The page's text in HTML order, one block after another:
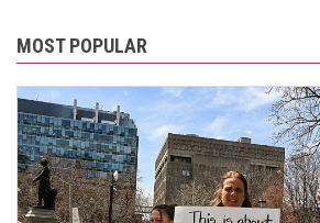
MOST POPULAR